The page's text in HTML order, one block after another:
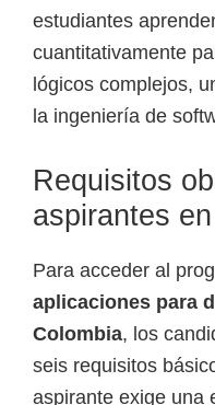
estudiantes
cuantitativamente
lógicos complejos,
la ingeniería de
Requisitos
aspirantes
Para acceder al
aplicaciones para
Colombia, los
seis requisitos
aspirante exige una